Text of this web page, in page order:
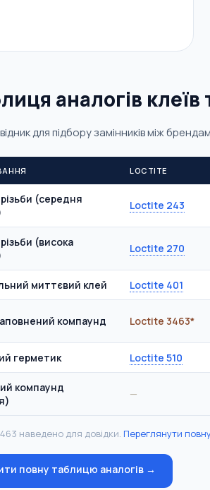
аналогів клеїв
для підбору замінників між
LOCTITE
(середня
Loctite 243
(висока
Loctite 270
миттєвий клей Loctite 401
компаунд Loctite 3463*
герметик Loctite 510
компаунд
—
наведено для довідки. Переглянути
повну таблицю аналогів →